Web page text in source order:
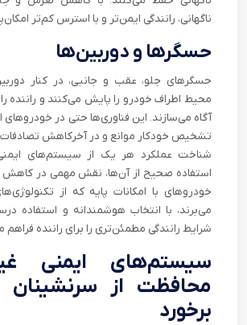
ناگهانی، رانندگی ایمن‌تر و با استرس کم‌تر
حسگرها و دوربین‌ها
محیط اطراف خودرو را پایش می‌کنند و راننده
آگاه می‌سازند. این فناوری‌ها حتی در خودروهای
تشخیص خودکار موانع و در آخرکاهش
شناخت عملکرد هر یک از سیستم‌های
استفاده صحیح از آن‌ها، نقش مهمی در کاهش
خودروهای با امکانات پایه که از
می‌برند، با انتخاب هوشمندانه و استفاده
شرایط رانندگی مطمئن‌تری را برای راننده فراهم
سیستم‌های ایمنی
محافظت از سرنشینان
برخورد